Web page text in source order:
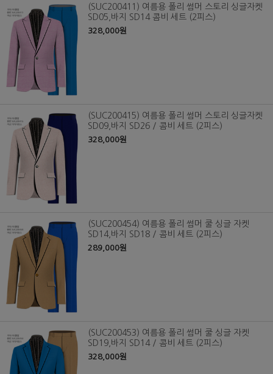
(SUC200411) 여름용 폴리 썸머 스토리 싱글자켓
SD05,바지 SD14 콤비 세트 (2피스)
328,000원
(SUC200415) 여름용 폴리 썸머 스토리 싱글자켓
SD09,바지 SD26 / 콤비 세트 (2피스)
328,000원
(SUC200454) 여름용 폴리 썸머 쿨 싱글 자켓
SD14,바지 SD18 / 콤비 세트 (2피스)
289,000원
(SUC200453) 여름용 폴리 썸머 쿨 싱글 자켓
SD19,바지 SD14 / 콤비 세트 (2피스)
328,000원